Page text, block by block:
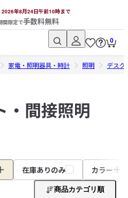
2026年8月24日午前10時まで
間限定で手数料無料
0
家電・照明器具・時計 照明 デスク
・間接照明
在庫ありのみ カラー
商品カテゴリ順